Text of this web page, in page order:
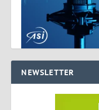
NEWSLETTER